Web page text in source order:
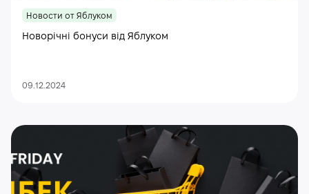
Новости от Яблуком
Новорічні бонуси від Яблуком
09.12.2024